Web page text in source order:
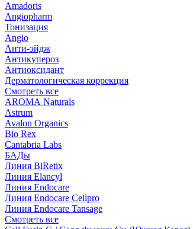
Amadoris
Angiopharm
Тонизация
Angio
Анти-эйдж
Антикупероз
Антиоксидант
Дерматологическая коррекция
Смотреть все
AROMA Naturals
Astrum
Avalon Organics
Bio Rex
Cantabria Labs
БАДы
Линия BiRetix
Линия Elancyl
Линия Endocare
Линия Endocare Cellpro
Линия Endocare Tansage
Смотреть все